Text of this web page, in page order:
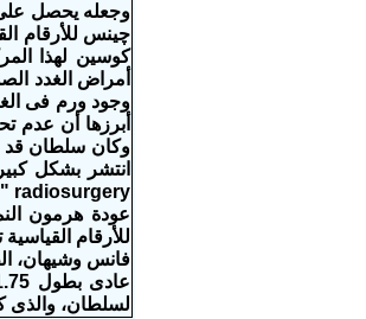
وجعله يحصل
چينس للأرقام
أمراض الغدد
وجود ورم فى
أبرزها أن عدم
وكان سلطان قد
عودة هرمون
للأرقام
لسلطان، والذى